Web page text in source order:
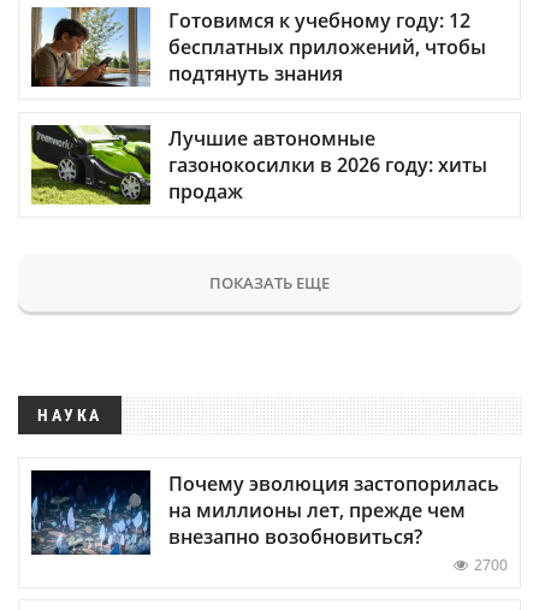
Готовимся к учебному году: 12
бесплатных приложений, чтобы
подтянуть знания
Лучшие автономные
газонокосилки в 2026 году: хиты
продаж
ПОКАЗАТЬ ЕЩЕ
НАУКА
Почему эволюция застопорилась
на миллионы лет, прежде чем
внезапно возобновиться?
2700